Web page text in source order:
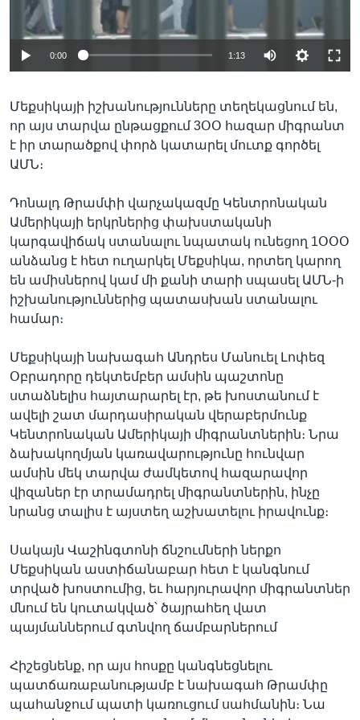
Լեզուներ
0:00 1:13
Մեքսիկայի իշխանությունները տեղեկացնում են,
որ այս տարվա ընթացքում 3ՕՕ հազար միգրանտ
է իր տարածքով փորձ կատարել մուտք գործել
ԱՄՆ։
Դոնալդ Թրամփի վարչակազմը Կենտրոնական
Ամերիկայի երկրներից փախստականի
կարգավիճակ ստանալու նպատակ ունեցող 1ՕՕՕ
անձանց է հետ ուղարկել Մեքսիկա, որտեղ կարող
են ամիսներով կամ մի քանի տարի սպասել ԱՄՆ-ի
իշխանություններից պատասխան ստանալու
համար։
Մեքսիկայի նախագահ Անդրես Մանուել Լոփեզ
Օբրադորը դեկտեմբեր ամսին պաշտոնը
ստաձնելիս հայտարարել էր, թե խոստանում է
ավելի շատ մարդասիրական վերաբերմունք
Կենտրոնական Ամերիկայի միգրանտներին։ Նրա
ձախակողմյան կառավարությունը հունվար
ամսին մեկ տարվա ժամկետով հազարավոր
վիզաներ էր տրամադրել միգրանտներին, ինչը
նրանց տալիս է այստեղ աշխատելու իրավունք։
Սակայն Վաշինգտոնի ճնշումների ներքո
Մեքսիկան աստիճանաբար հետ է կանգնում
տրված խոստումից, եւ հարյուրավոր միգրանտներ
մնում են կուտակված՝ ծայրահեղ վատ
պայմաններում գտնվող ճամբարներում
Հիշեցնենք, որ այս հոսքը կանգնեցնելու
պատճառաբանությամբ է նախագահ Թրամփը
պահանջում պատի կառուցում սահմանին։ Նա